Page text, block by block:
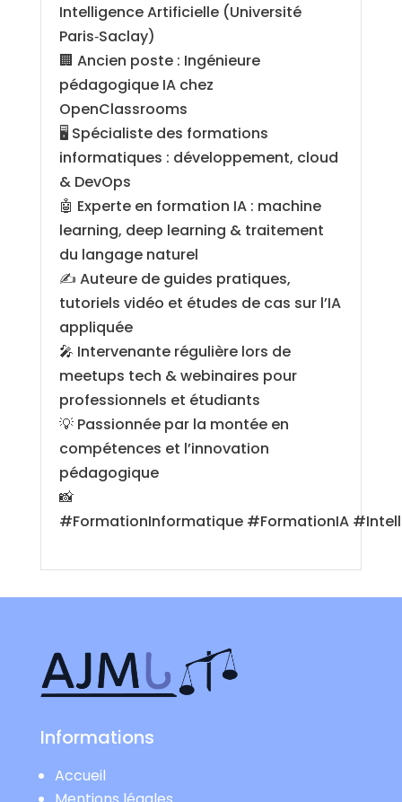
Intelligence Artificielle (Université
Paris‑Saclay)
🏢 Ancien poste : Ingénieure
pédagogique IA chez
OpenClassrooms
🖥️ Spécialiste des formations
informatiques : développement, cloud
& DevOps
🤖 Experte en formation IA : machine
learning, deep learning & traitement
du langage naturel
✍️ Auteure de guides pratiques,
tutoriels vidéo et études de cas sur l’IA
appliquée
🎤 Intervenante régulière lors de
meetups tech & webinaires pour
professionnels et étudiants
💡 Passionnée par la montée en
compétences et l’innovation
pédagogique
📸
#FormationInformatique #FormationIA
Informations
Accueil